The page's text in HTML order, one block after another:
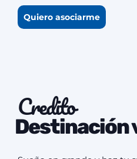
Quiero asociarme
Credito
Destinación